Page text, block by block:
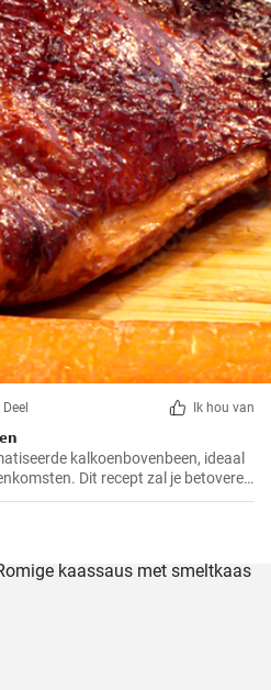
Deel Ik hou van
kalkoenbovenbeen, ideaal
Dit recept zal je betoveren
bereiding.